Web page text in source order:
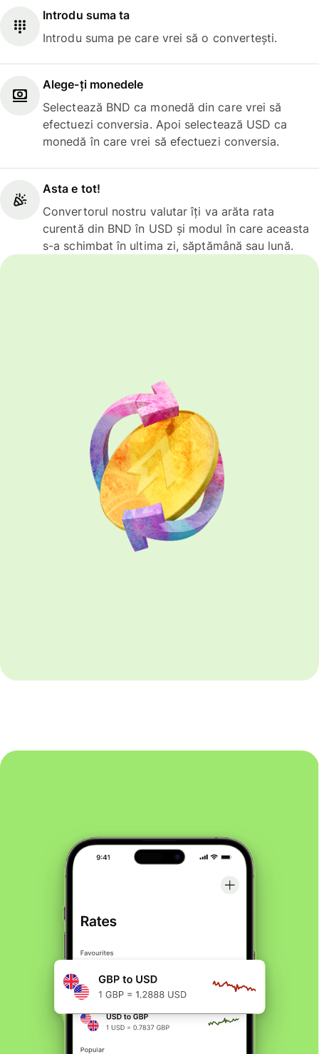
Introdu suma ta
Introdu suma pe care vrei să o convertești.
Alege-ți monedele
Selectează BND ca monedă din care vrei să
efectuezi conversia. Apoi selectează USD ca
monedă în care vrei să efectuezi conversia.
Asta e tot!
Convertorul nostru valutar îți va arăta rata
curentă din BND în USD și modul în care aceasta
s-a schimbat în ultima zi, săptămână sau lună.